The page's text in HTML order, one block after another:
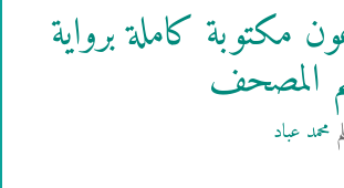
مكتوبة كاملة برواية
المصحف
محمد عباد